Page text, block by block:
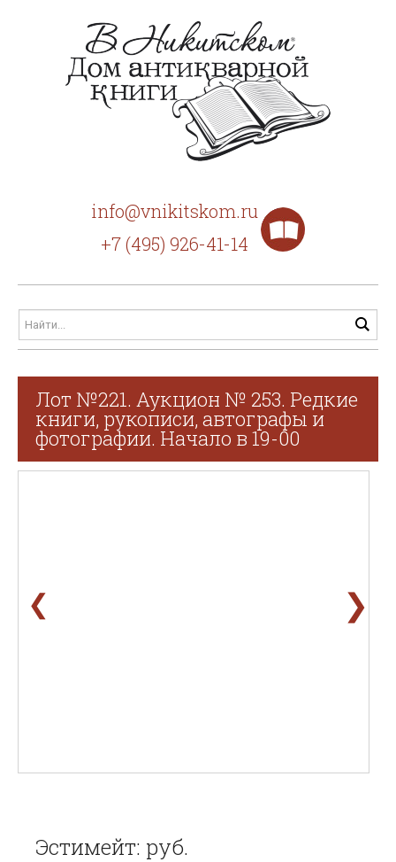
info@vnikitskom.ru
+7 (495) 926-41-14
Лот №221. Аукцион № 253. Редкие
книги, рукописи, автографы и
фотографии. Начало в 19-00
❮ ❯
Эстимейт: руб.